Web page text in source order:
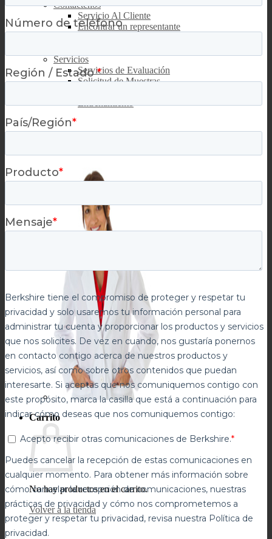
Contáctenos
Servicio Al Cliente
Encontrar un representante
Servicios
Servicios de Evaluación
Solicitud de Muestras
Entrenamiento
Carrito
No hay productos en el carrito.
Volver a la tienda